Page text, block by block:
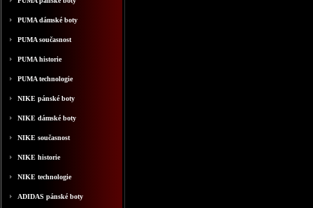
PUMA dámské boty
PUMA současnost
PUMA historie
PUMA technologie
NIKE pánské boty
NIKE dámské boty
NIKE současnost
NIKE historie
NIKE technologie
ADIDAS pánské boty